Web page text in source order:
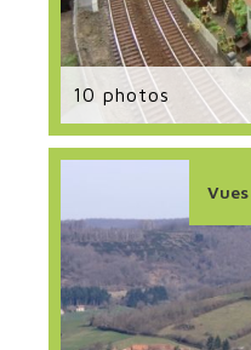
10 photos